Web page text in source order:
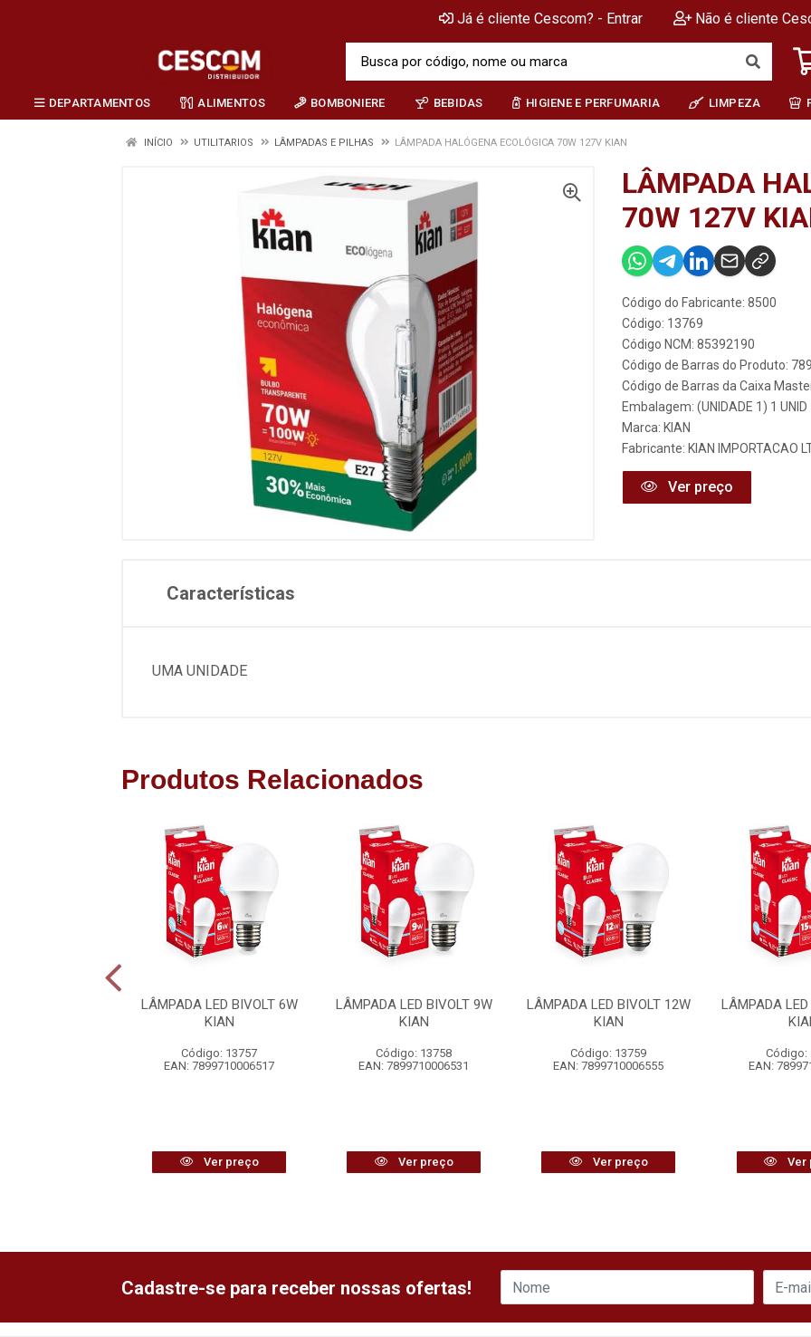
Já é cliente Cescom? - Entrar Não é cliente
DEPARTAMENTOS ALIMENTOS BOMBONIERE BEBIDAS HIGIENE E PERFUMARIA LIMPEZA
INÍCIO UTILITARIOS LÂMPADAS E PILHAS LÂMPADA HALÓGENA ECOLÓGICA 70W 127V KIAN
LÂMPADA
70W 127V
Código do Fabricante: 8500
Código: 13769
Código NCM: 85392190
Código de Barras do Produto:
Código de Barras da Caixa
Embalagem: (UNIDADE 1) 1 UNID
Marca: KIAN
Fabricante: KIAN IMPORTACAO
Ver preço
Características
UMA UNIDADE
Produtos Relacionados
LÂMPADA LED BIVOLT 6W
KIAN
Código: 13757
EAN: 7899710006517
Ver preço
LÂMPADA LED BIVOLT 9W
KIAN
Código: 13758
EAN: 7899710006531
Ver preço
LÂMPADA LED BIVOLT 12W
KIAN
Código: 13759
EAN: 7899710006555
Ver preço
LÂMPADA
Código:
EAN:
Ver
Cadastre-se para receber nossas ofertas!